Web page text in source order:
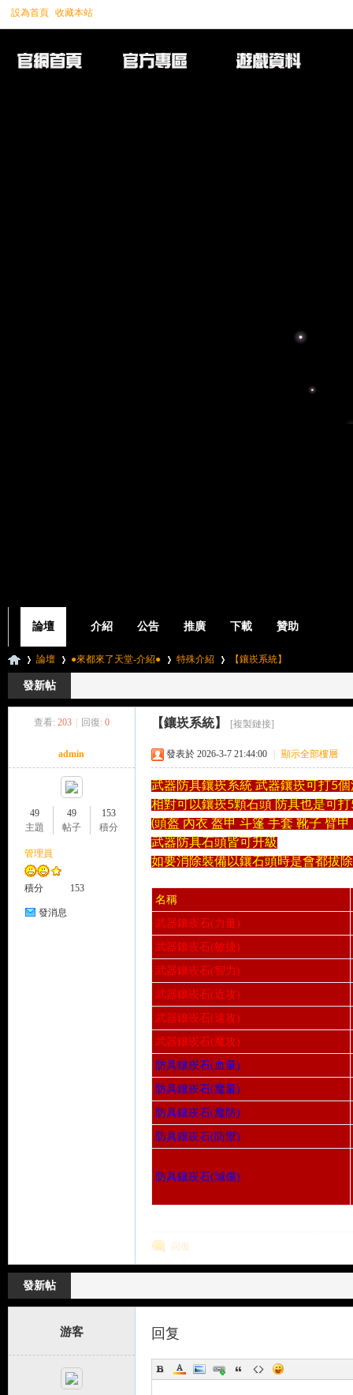
設為首頁 收藏本站
論壇 介紹 公告 推廣 下載 贊助
天
論壇
›
●來都來了天堂-介紹●
›
特殊介紹
›
【鑲崁系統】
發新帖
查看: 203 回復: 0 【鑲崁系統】 [複製鏈接]
admin
49
主題
49
帖子
153
積分
管理員
積分 153
發消息
發表於 2026-3-7 21:44:00 顯示全部樓層
武器防具鑲崁系統 武器鑲崁可打5個
相對可以鑲崁5顆石頭 防具也是可
(頭盔 內衣 盔甲 斗篷 手套 靴子 臂甲
武器防具石頭皆可升級
如要消除裝備以鑲石頭時是會都拔
名稱
武器鑲崁石(力量)
武器鑲崁石(敏捷)
武器鑲崁石(智力)
武器鑲崁石(近攻)
武器鑲崁石(遠攻)
武器鑲崁石(魔攻)
防具鑲崁石(血量)
防具鑲崁石(魔量)
防具鑲崁石(魔防)
防具鑲崁石(防禦)
防具鑲崁石(減傷)
回復
發新帖
游客 回复